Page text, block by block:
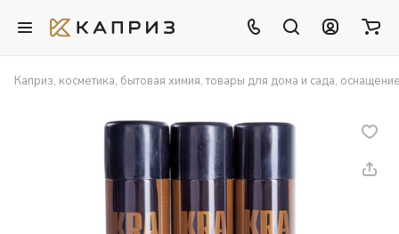
Каприз, косметика, бытовая химия, товары для дома и сада,